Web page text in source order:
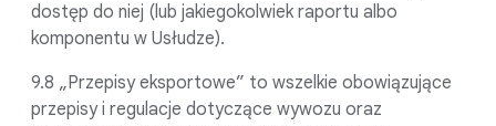
dostęp do niej (lub jakiegokolwiek raportu albo
komponentu w Usłudze).
9.8 „Przepisy eksportowe” to wszelkie obowiązujące
przepisy i regulacje dotyczące wywozu oraz